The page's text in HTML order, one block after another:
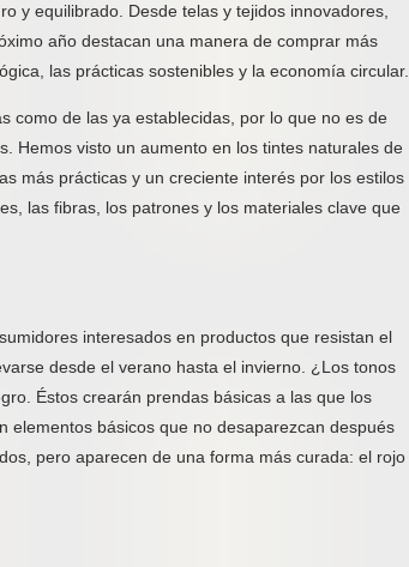
y equilibrado. Desde telas y tejidos innovadores,
año destacan una manera de comprar más
las prácticas sostenibles y la economía circular.
como de las ya establecidas, por lo que no es de
Hemos visto un aumento en los tintes naturales de
más prácticas y un creciente interés por los estilos
las fibras, los patrones y los materiales clave que
interesados en productos que resistan el
desde el verano hasta el invierno. ¿Los tonos
Éstos crearán prendas básicas a las que los
elementos básicos que no desaparezcan después
pero aparecen de una forma más curada: el rojo